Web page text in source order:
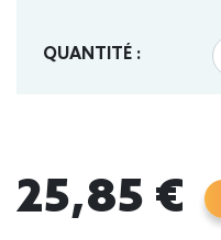
QUANTITÉ :
25,85 €